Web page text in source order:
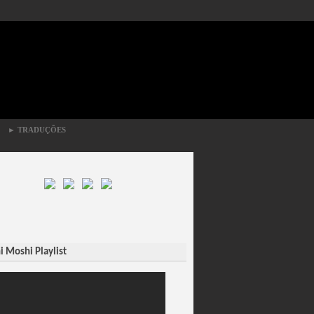
► TRADUÇÕES
Moshi Playlist